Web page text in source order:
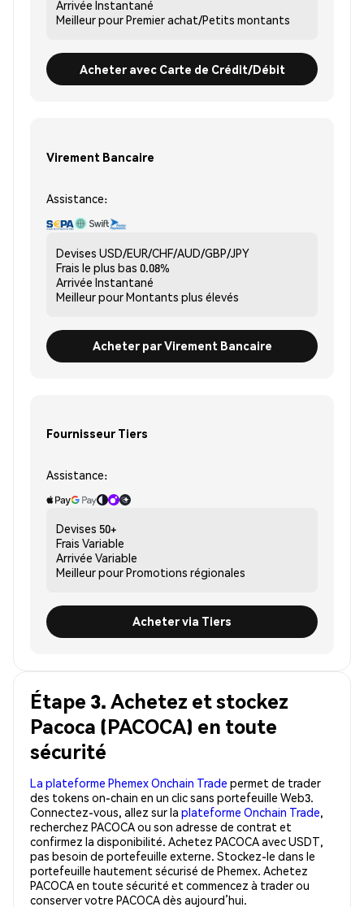
Arrivée Instantané
Meilleur pourPremier achat/Petits montants
Acheter avec Carte de Crédit/Débit
Virement Bancaire
Assistance:
Devises USD/EUR/CHF/AUD/GBP/JPY
Frais le plus bas 0.08%
Arrivée Instantané
Meilleur pourMontants plus élevés
Acheter par Virement Bancaire
Fournisseur Tiers
Assistance:
Devises 50+
Frais Variable
Arrivée Variable
Meilleur pourPromotions régionales
Acheter via Tiers
Étape 3. Achetez et stockez
Pacoca (PACOCA) en toute
sécurité
La plateforme Phemex Onchain Trade permet de trader
des tokens on-chain en un clic sans portefeuille Web3.
Connectez-vous, allez sur la plateforme Onchain Trade,
recherchez PACOCA ou son adresse de contrat et
confirmez la disponibilité. Achetez PACOCA avec USDT,
pas besoin de portefeuille externe. Stockez-le dans le
portefeuille hautement sécurisé de Phemex. Achetez
PACOCA en toute sécurité et commencez à trader ou
conserver votre PACOCA dès aujourd’hui.